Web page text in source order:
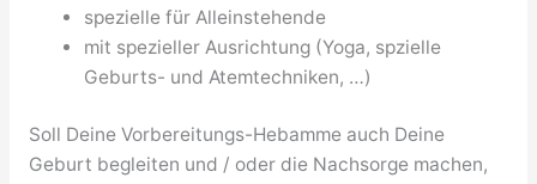
spezielle für Alleinstehende
mit spezieller Ausrichtung (Yoga, spzielle
Geburts- und Atemtechniken, …)
Soll Deine Vorbereitungs-Hebamme auch Deine
Geburt begleiten und / oder die Nachsorge machen,